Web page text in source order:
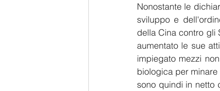
Nonostante le
sviluppo e
della Cina contro gli
aumentato le sue
impiegato mezzi
biologica per
sono quindi in netto